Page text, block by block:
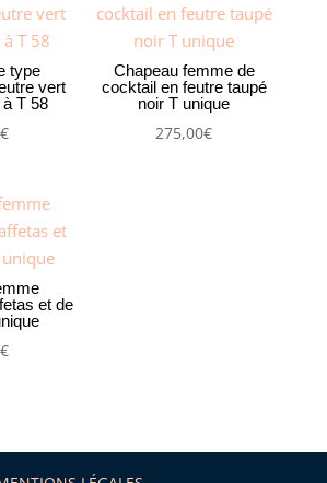
type
vert
T 58
€
Chapeau femme de
cocktail en feutre taupé
noir T unique
275,00€
et de
€